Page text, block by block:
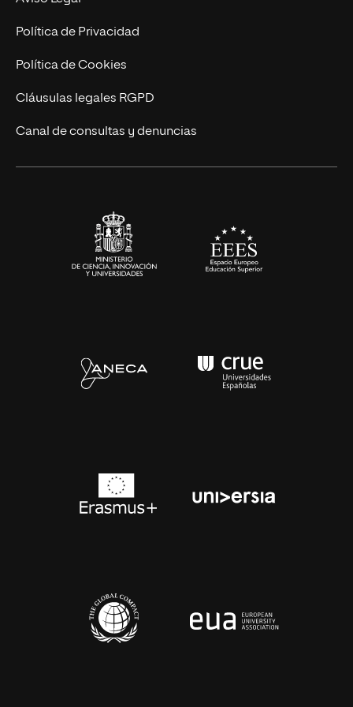
Postgrados
Cursos Universitarios
Trabaja en UNIR
Actualidad
UNIR Revista
Eventos
Política de Privacidad
Política de Cookies
Cláusulas legales RGPD
Canal de consultas y denuncias